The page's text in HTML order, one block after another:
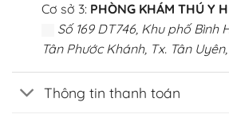
Cơ sở 3: PHÒNG KHÁM THÚ Y
Số 169 DT746, Khu phố Bình
Tân Phước Khánh, Tx. Tân
Thông tin thanh toán